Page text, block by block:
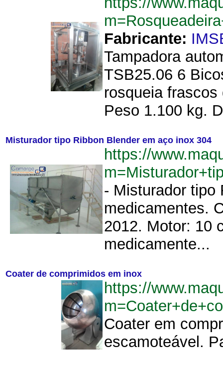
Fabricante:
Tampadora
TSB25.06 6
rosqueia
Peso 1.100 kg.
Misturador tipo Ribbon Blender em aço inox 304
https://
- Misturador tipo
medicamentes.
2012. Motor: 10
medicamente...
Coater de comprimidos em inox
https://
Coater em
escamoteável.